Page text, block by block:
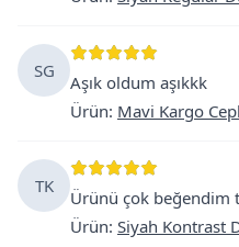
SG
Aşık oldum aşıkkk
Ürün: Mavi Kargo
TK
Ürünü çok beğendim
Ürün: Siyah Kontrast